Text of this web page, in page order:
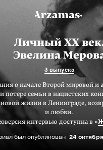
Личный XX
Эвелина
3 выпуска
о начале Второй мировой и
потере семьи в нацистских
жизни в Ленинграде,
и любви.
интервью доступна в «
был опубликован 24